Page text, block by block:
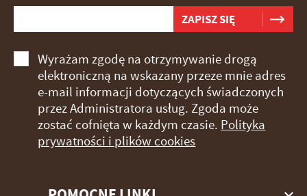
Wyrażam zgodę na otrzymywanie drogą
elektroniczną na wskazany przeze mnie adres
e-mail informacji dotyczących świadczonych
przez Administratora usług. Zgoda może
zostać cofnięta w każdym czasie. Polityka
prywatności i plików cookies